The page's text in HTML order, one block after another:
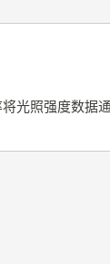
光照强度数据